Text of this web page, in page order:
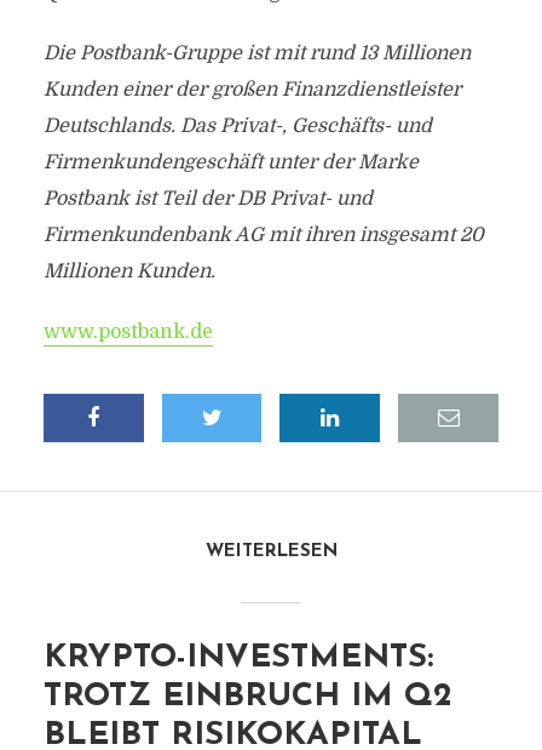
Die Postbank-Gruppe ist mit rund 13 Millionen
Kunden einer der großen Finanzdienstleister
Deutschlands. Das Privat-, Geschäfts- und
Firmenkundengeschäft unter der Marke
Postbank ist Teil der DB Privat- und
Firmenkundenbank AG mit ihren insgesamt 20
Millionen Kunden.
www.postbank.de
WEITERLESEN
KRYPTO-INVESTMENTS:
TROTZ EINBRUCH IM Q2
BLEIBT RISIKOKAPITAL